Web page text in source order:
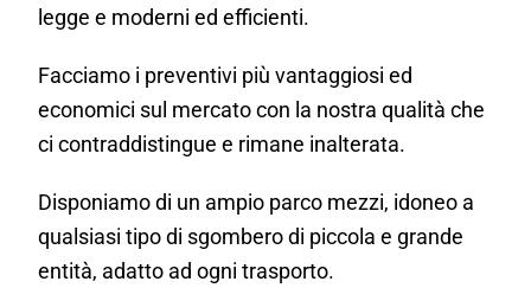
legge e moderni ed efficienti.
Facciamo i preventivi più vantaggiosi ed
economici sul mercato con la nostra qualità che
ci contraddistingue e rimane inalterata.
Disponiamo di un ampio parco mezzi, idoneo a
qualsiasi tipo di sgombero di piccola e grande
entità, adatto ad ogni trasporto.